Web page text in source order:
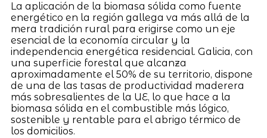
La aplicación de la biomasa sólida como fuente
energético en la región gallega va más allá de la
mera tradición rural para erigirse como un eje
esencial de la economía circular y la
independencia energética residencial. Galicia, con
una superficie forestal que alcanza
aproximadamente el 50% de su territorio, dispone
de una de las tasas de productividad maderera
más sobresalientes de la UE, lo que hace a la
biomasa sólida en el combustible más lógico,
sostenible y rentable para el abrigo térmico de
los domicilios.